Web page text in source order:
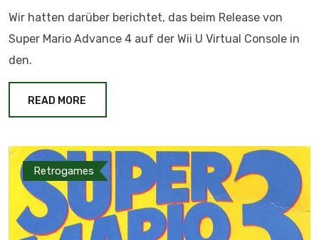
Wir hatten darüber berichtet, das beim Release von
Super Mario Advance 4 auf der Wii U Virtual Console in
den.
READ MORE
Retrogames